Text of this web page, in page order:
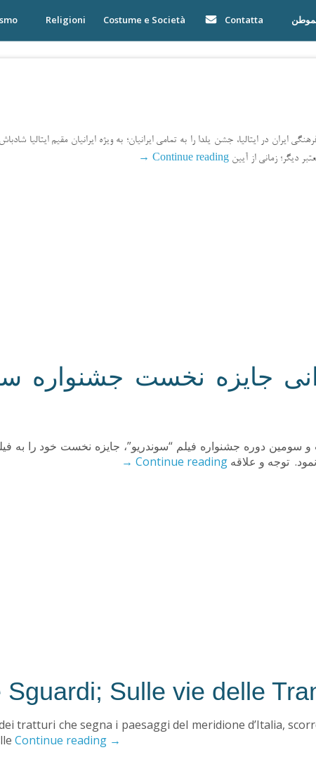
Religioni Costume e Società Contatta
ایران در ایتالیا، جشن یلدا را به تمامی ایرانیان؛ به ویژه ایرانیان مقیم ایتالیا
دیگر؛ زمانی از آیین Continue reading
→
جایزه نخست جشنواره
سومین دوره جشنواره فیلم “سوندریو”، جایزه نخست خود را به
توجه و علاقه Continue reading
→
Sulle vie delle
tratturi che segna i paesaggi del meridione d’Italia,
Continue reading →